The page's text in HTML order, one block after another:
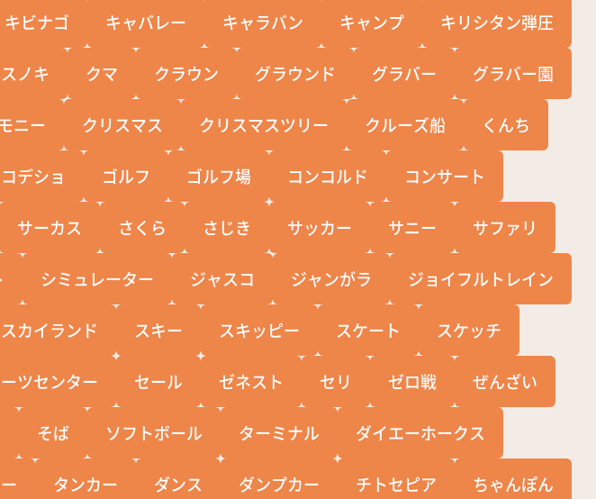
キビナゴ キャバレー キャラバン キャンプ キリシタン弾圧
ノキ クマ クラウン グラウンド グラバー グラバー園
ニー クリスマス クリスマスツリー クルーズ船 くんち
デショ ゴルフ ゴルフ場 コンコルド コンサート
サーカス さくら さじき サッカー サニー サファリ
シミュレーター ジャスコ ジャンがラ ジョイフルトレイン
スカイランド スキー スキッピー スケート スケッチ
ツセンター セール ゼネスト セリ ゼロ戦 ぜんざい
そば ソフトボール ターミナル ダイエーホークス
タンカー ダンス ダンプカー チトセピア ちゃんぽん